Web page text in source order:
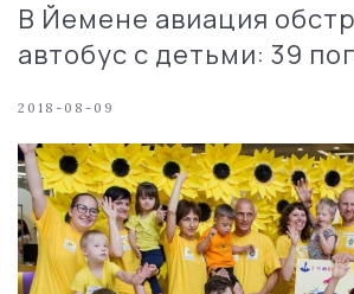
В Йемене авиация
автобус с детьми: 39
2018-08-09